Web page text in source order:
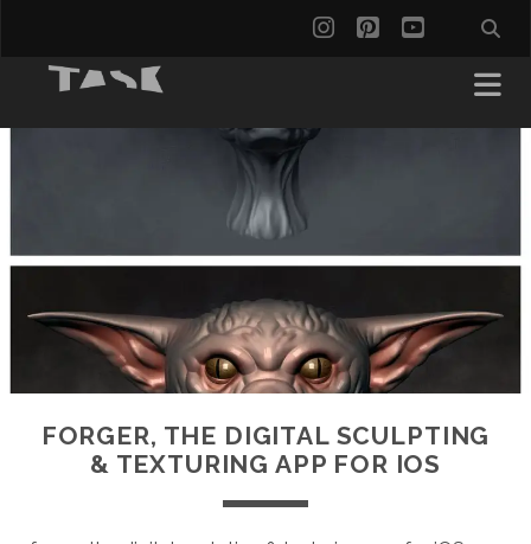
instagram
pinterest
youtube
FORGER, THE DIGITAL SCULPTING
& TEXTURING APP FOR IOS